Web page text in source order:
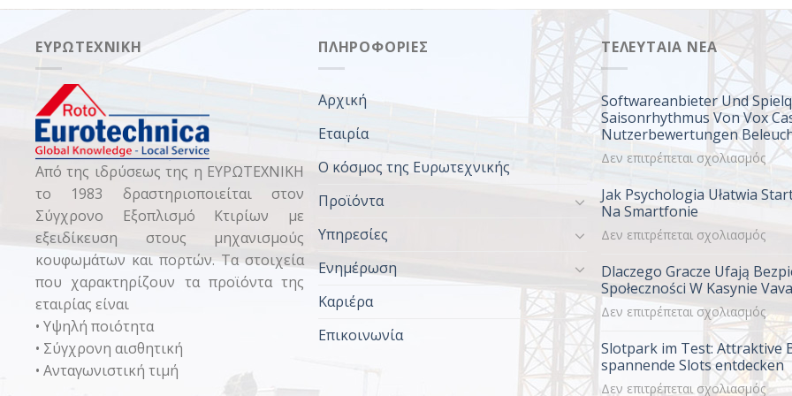
ΕΥΡΩΤΕΧΝΙΚΉ
Από της ιδρύσεως της η ΕΥΡΩΤΕΧΝΙΚΗ
το 1983 δραστηριοποιείται στον
Σύγχρονο Εξοπλισμό Κτιρίων με
εξειδίκευση στους μηχανισμούς
κουφωμάτων και πορτών. Τα στοιχεία
που χαρακτηρίζουν τα προϊόντα της
εταιρίας είναι
• Υψηλή ποιότητα
• Σύγχρονη αισθητική
• Ανταγωνιστική τιμή
ΠΛΗΡΟΦΟΡΊΕΣ
Αρχική
Εταιρία
Ο κόσμος της Ευρωτεχνικής
Προϊόντα
Υπηρεσίες
Ενημέρωση
Καριέρα
Επικοινωνία
ΤΕΛΕΥΤΑΊΑ ΝΈΑ
Softwareanbieter Und
Saisonrhythmus Von Vox
Nutzerbewertungen
Δεν επιτρέπεται σχολιασμόςστο
Und
Im
Von
Vox
Jak Psychologia Ułatwia
Na Smartfonie
Δεν επιτρέπεται σχολιασμόςστο
Start
W
Na
Dlaczego Gracze Ufają
Społeczności W Kasynie
Δεν επιτρέπεται σχολιασμόςστο
Slotpark im Test: Attraktive
spannende Slots entdecken
Δεν επιτρέπεται σχολιασμόςστο